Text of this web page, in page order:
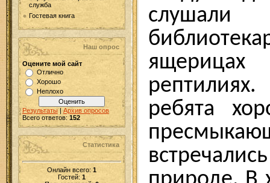
служба
Гостевая книга
Наш опрос
Оцените мой сайт
Отлично
Хорошо
Неплохо
Результаты | Архив опросов
Всего ответов: 152
Статистика
Онлайн всего: 1
Гостей: 1
ребята